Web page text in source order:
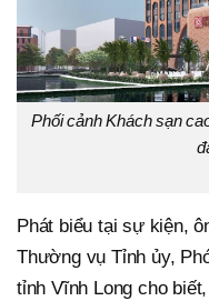
Phối cảnh Khách sạn
Phát biểu tại sự kiện,
Thường vụ Tỉnh ủy,
tỉnh Vĩnh Long cho